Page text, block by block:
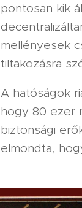
pontosan kik
mellényesek
tiltakozásra
A hatóságok
hogy 80 ezer
biztonsági
elmondta,